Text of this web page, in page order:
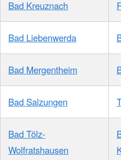
Bad Kreuznach
Bad Liebenwerda
Bad Mergentheim
Bad Salzungen
Bad Tölz-
Wolfratshausen